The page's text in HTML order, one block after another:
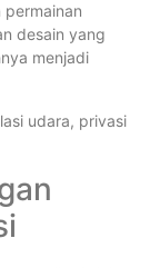
desain yang
menjadi
udara, privasi